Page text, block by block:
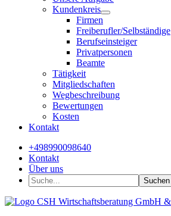
Kundenkreis
Firmen
Freiberufler/Selbständige
Berufseinsteiger
Privatpersonen
Beamte
Tätigkeit
Mitgliedschaften
Wegbeschreibung
Bewertungen
Kosten
Kontakt
+498990098640
Kontakt
Über uns
Suchen